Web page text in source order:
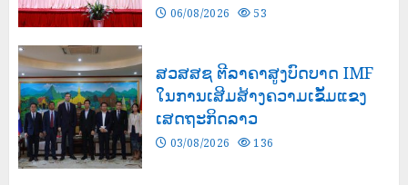
06/08/2026 53
ສວສສຊ ຕີລາຄາສູງບົດບາດ IMF
ໃນການເສີມສ້າງຄວາມເຂັ້ມແຂງ
ເສດຖະກິດລາວ
03/08/2026 136